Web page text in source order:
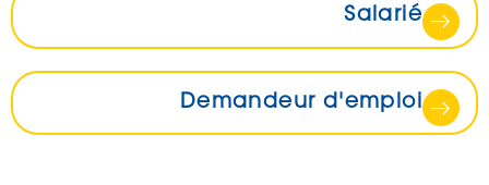
Salarié
Demandeur d'emploi